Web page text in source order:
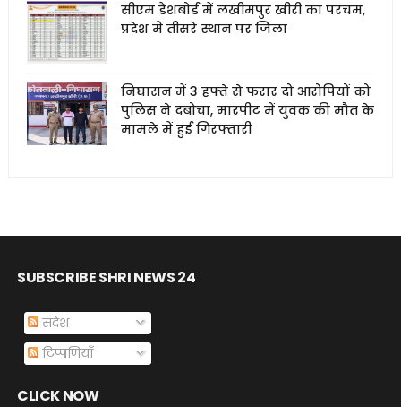
सीएम डैशबोर्ड में लखीमपुर खीरी का परचम,
प्रदेश में तीसरे स्थान पर जिला
निघासन में 3 हफ्ते से फरार दो आरोपियों को
पुलिस ने दबोचा, मारपीट में युवक की मौत के
मामले में हुई गिरफ्तारी
SUBSCRIBE SHRI NEWS 24
संदेश
टिप्पणियाँ
CLICK NOW